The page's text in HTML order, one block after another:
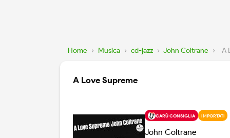
Home › Musica › cd-jazz › John Coltrane › A
A Love Supreme
CARÙ CONSIGLIA IMPORTATI
John Coltrane